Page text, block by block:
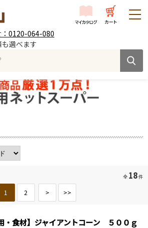
：0120-064-080
選べます
全 18件
1 2 > >>
・食材】ジャイアントコーン ５００ｇ